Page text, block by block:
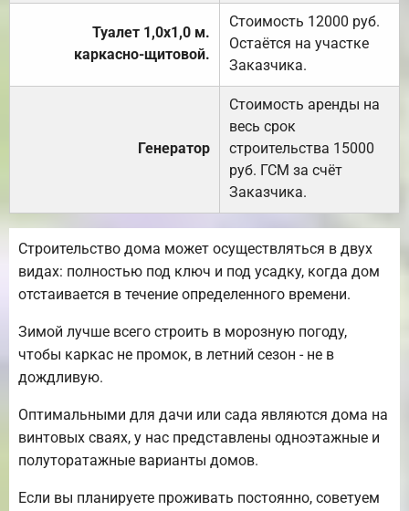
Туалет 1,0х1,0 м.
каркасно-щитовой.
Стоимость 12000 руб.
Остаётся на участке
Заказчика.
Генератор
Стоимость аренды на
весь срок
строительства 15000
руб. ГСМ за счёт
Заказчика.
Строительство дома может осуществляться в двух
видах: полностью под ключ и под усадку, когда дом
отстаивается в течение определенного времени.
Зимой лучше всего строить в морозную погоду,
чтобы каркас не промок, в летний сезон - не в
дождливую.
Оптимальными для дачи или сада являются дома на
винтовых сваях, у нас представлены одноэтажные и
полуторатажные варианты домов.
Если вы планируете проживать постоянно, советуем